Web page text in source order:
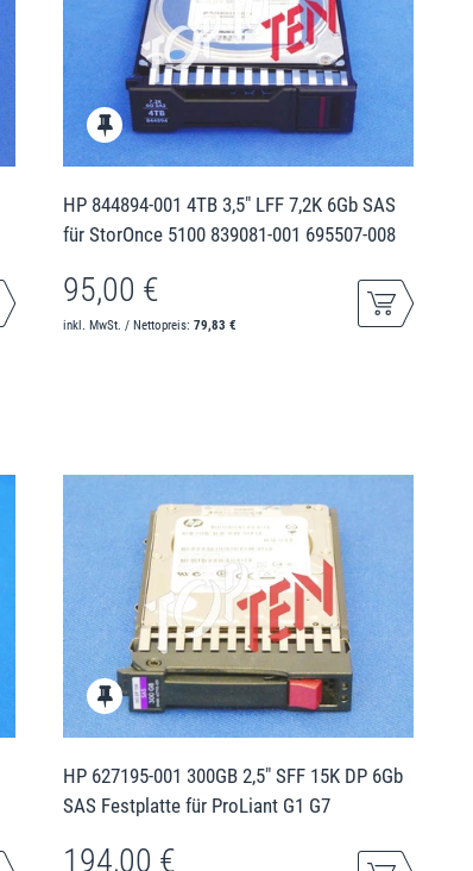
HP 844894-001 4TB 3,5" LFF 7,2K 6Gb SAS
für StorOnce 5100 839081-001 695507-008
95,00 €
inkl. MwSt. / Nettopreis:79,83 €
HP 627195-001 300GB 2,5" SFF 15K DP 6Gb
SAS Festplatte für ProLiant G1 G7
194,00 €